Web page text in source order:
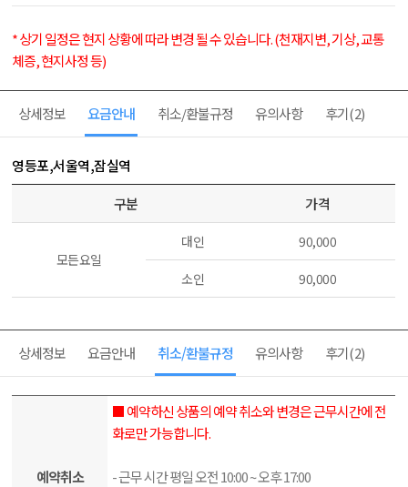
* 상기 일정은 현지 상황에 따라 변경 될 수 있습니다. (천재지변, 기상, 교통
체증, 현지사정 등)
상세정보 요금안내 취소/환불규정 유의사항 후기(2)
영등포,서울역,잠실역
구분
가격
모든요일
대인 90,000
소인 90,000
상세정보 요금안내 취소/환불규정 유의사항 후기(2)
예약취소
■ 예약하신 상품의 예약 취소와 변경은 근무시간에 전
화로만 가능합니다.
- 근무 시간 평일 오전 10:00 ~ 오후 17:00